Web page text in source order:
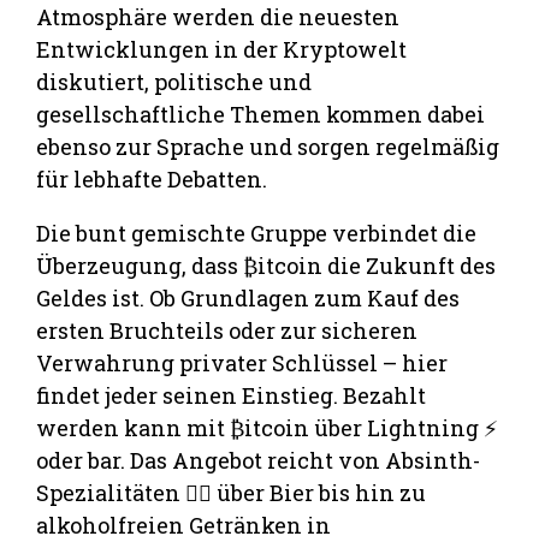
Atmosphäre werden die neuesten
Entwicklungen in der Kryptowelt
diskutiert, politische und
gesellschaftliche Themen kommen dabei
ebenso zur Sprache und sorgen regelmäßig
für lebhafte Debatten.
Die bunt gemischte Gruppe verbindet die
Überzeugung, dass ₿itcoin die Zukunft des
Geldes ist. Ob Grundlagen zum Kauf des
ersten Bruchteils oder zur sicheren
Verwahrung privater Schlüssel – hier
findet jeder seinen Einstieg. Bezahlt
werden kann mit ₿itcoin über Lightning ⚡
oder bar. Das Angebot reicht von Absinth-
Spezialitäten 🧚‍♀️ über Bier bis hin zu
alkoholfreien Getränken in